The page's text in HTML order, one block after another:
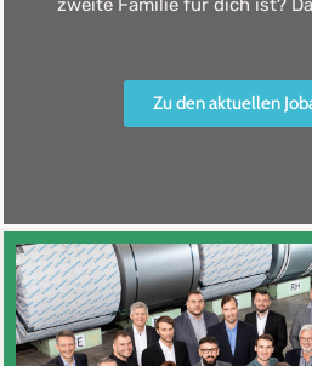
zweite Familie für dich ist?
Zu den aktuellen